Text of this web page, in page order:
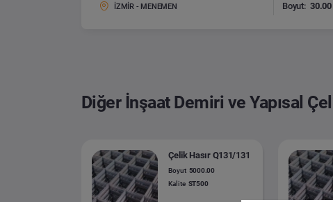
İZMİR - MENEMEN
Boyut: 30.00
Diğer İnşaat Demiri ve Yapısal
Çelik Hasır Q131/131
Boyut 5000.00
Kalite ST500